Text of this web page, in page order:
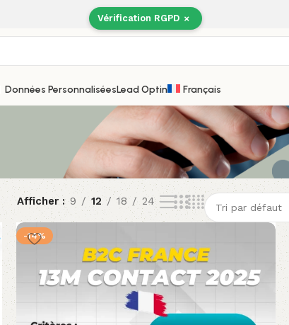
Vérification RGPD ×
Données PersonnaliséesLead Optin Français
Afficher 9 12 18 24
-14%